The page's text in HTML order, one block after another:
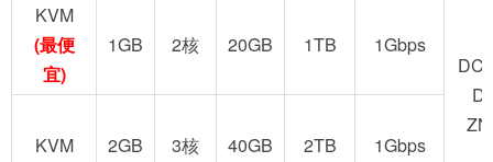
KVM
(最便
宜)
1GB 2核 20GB 1TB
1Gbps
KVM
2GB 3核 40GB 2TB 1Gbps